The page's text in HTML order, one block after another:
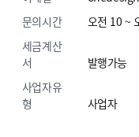
문의시간
오전 10 ~
세금계산
서
발행가능
사업자유
형
사업자